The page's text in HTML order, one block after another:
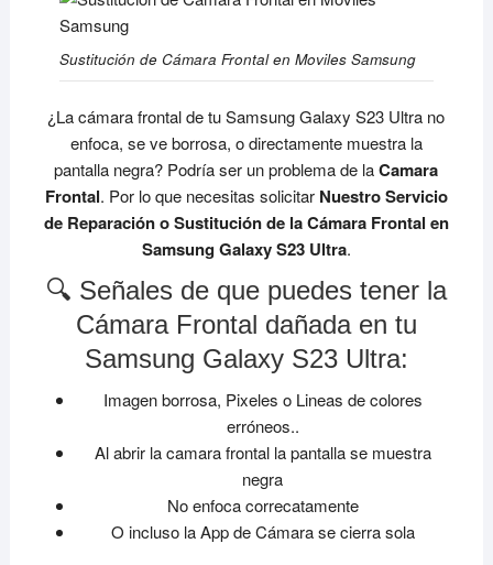
Sustitución de Cámara Frontal en Moviles Samsung
¿La cámara frontal de tu Samsung Galaxy S23 Ultra no
enfoca, se ve borrosa, o directamente muestra la
pantalla negra? Podría ser un problema de laCamara
Frontal. Por lo que necesitas solicitar Nuestro Servicio
de Reparación o Sustitución de la Cámara Frontal en
Samsung Galaxy S23 Ultra.
🔍 Señales de que puedes tener la
Cámara Frontal dañada en tu
Samsung Galaxy S23 Ultra:
Imagen borrosa, Pixeles o Lineas de colores
erróneos..
Al abrir la camara frontal la pantalla se muestra
negra
No enfoca correcatamente
O incluso la App de Cámara se cierra sola